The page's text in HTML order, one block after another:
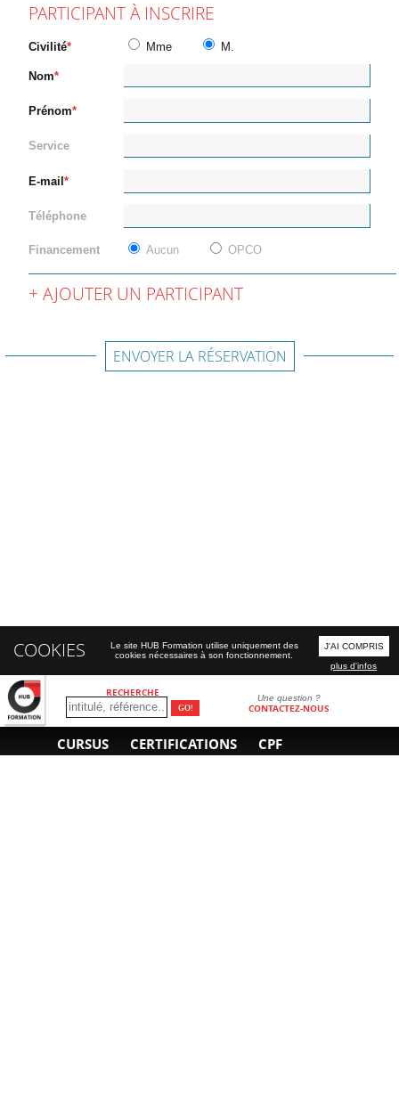
RECHERCHE Une question ?
CONTACTEZ-NOUS
CURSUS CERTIFICATIONS CPF
PARTICIPANT À INSCRIRE
Civilité Mme M.
Nom
Prénom
Service
E-mail
Téléphone
Financement Aucun OPCO
AJOUTER UN PARTICIPANT
ENVOYER LA RÉSERVATION
COOKIES
Le site HUB Formation utilise uniquement des
cookies nécessaires à son fonctionnement.
J'AI COMPRIS
plus d'infos